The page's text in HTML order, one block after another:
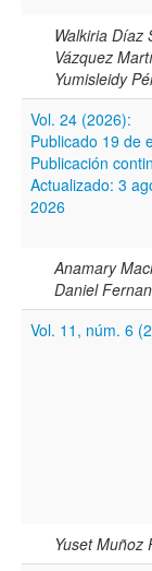
Cobertura
Todos los
Walkiria Díaz
Vázquez
Yumisleidy
Vol. 24 (2026):
Publicado 19 de
Publicación
Actualizado: 3
2026
Anamary
Daniel
Vol. 11, núm. 6
Yuset Muñoz